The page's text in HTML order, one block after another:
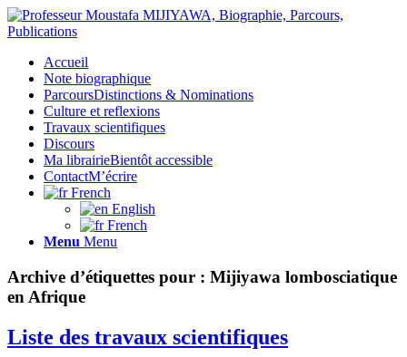
Accueil
Note biographique
ParcoursDistinctions & Nominations
Culture et reflexions
Travaux scientifiques
Discours
Ma librairieBientôt accessible
ContactM’écrire
French
English
French
Menu Menu
Archive d’étiquettes pour : Mijiyawa lombosciatique
en Afrique
Liste des travaux scientifiques